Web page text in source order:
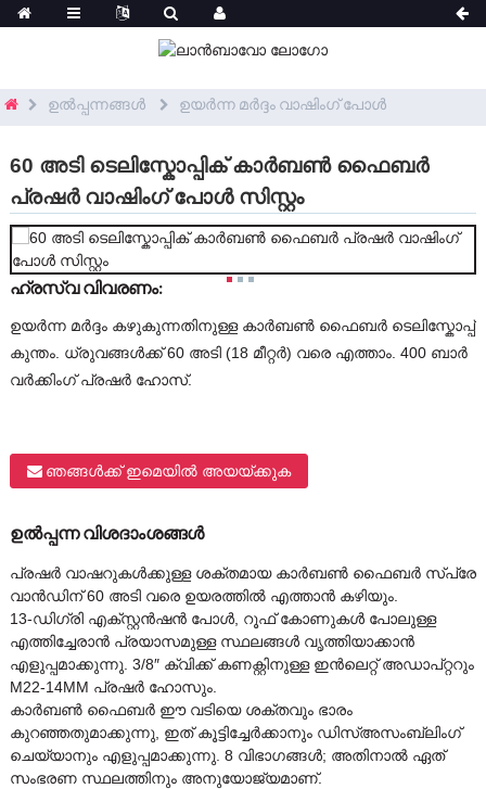
ഉൽപ്പന്നങ്ങൾ ഉയർന്ന മർദ്ദം വാഷിംഗ് പോൾ
60 അടി ടെലിസ്കോപ്പിക് കാർബൺ ഫൈബർ
പ്രഷർ വാഷിംഗ് പോൾ സിസ്റ്റം
ഹ്രസ്വ വിവരണം:
ഉയർന്ന മർദ്ദം കഴുകുന്നതിനുള്ള കാർബൺ ഫൈബർ ടെലിസ്കോപ്പ്
കുന്തം. ധ്രുവങ്ങൾക്ക് 60 അടി (18 മീറ്റർ) വരെ എത്താം. 400 ബാർ
വർക്കിംഗ് പ്രഷർ ഹോസ്.
ഞങ്ങൾക്ക് ഇമെയിൽ അയയ്ക്കുക
ഉൽപ്പന്ന വിശദാംശങ്ങൾ
പ്രഷർ വാഷറുകൾക്കുള്ള ശക്തമായ കാർബൺ ഫൈബർ സ്പ്രേ
വാൻഡിന് 60 അടി വരെ ഉയരത്തിൽ എത്താൻ കഴിയും.
13-ഡിഗ്രി എക്സ്റ്റൻഷൻ പോൾ, റൂഫ് കോണുകൾ പോലുള്ള
എത്തിച്ചേരാൻ പ്രയാസമുള്ള സ്ഥലങ്ങൾ വൃത്തിയാക്കാൻ
എളുപ്പമാക്കുന്നു. 3/8″ ക്വിക്ക് കണക്റ്റിനുള്ള ഇൻലെറ്റ് അഡാപ്റ്ററും
M22-14MM പ്രഷർ ഹോസും.
കാർബൺ ഫൈബർ ഈ വടിയെ ശക്തവും ഭാരം
കുറഞ്ഞതുമാക്കുന്നു, ഇത് കൂട്ടിച്ചേർക്കാനും ഡിസ്അസംബ്ലിംഗ്
ചെയ്യാനും എളുപ്പമാക്കുന്നു. 8 വിഭാഗങ്ങൾ; അതിനാൽ ഏത്
സംഭരണ ​​സ്ഥലത്തിനും അനുയോജ്യമാണ്.